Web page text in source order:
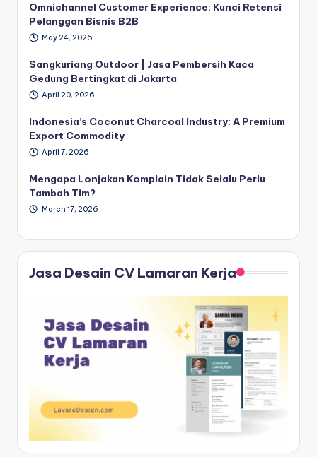
Omnichannel Customer Experience: Kunci Retensi
Pelanggan Bisnis B2B
May 24, 2026
Sangkuriang Outdoor | Jasa Pembersih Kaca
Gedung Bertingkat di Jakarta
April 20, 2026
Indonesia’s Coconut Charcoal Industry: A Premium
Export Commodity
April 7, 2026
Mengapa Lonjakan Komplain Tidak Selalu Perlu
Tambah Tim?
March 17, 2026
Jasa Desain CV Lamaran Kerja